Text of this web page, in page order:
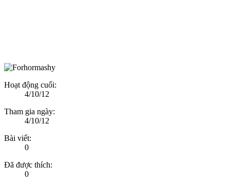
Hoạt động cuối:
4/10/12
Tham gia ngày:
4/10/12
Bài viết:
0
Đã được thích:
0